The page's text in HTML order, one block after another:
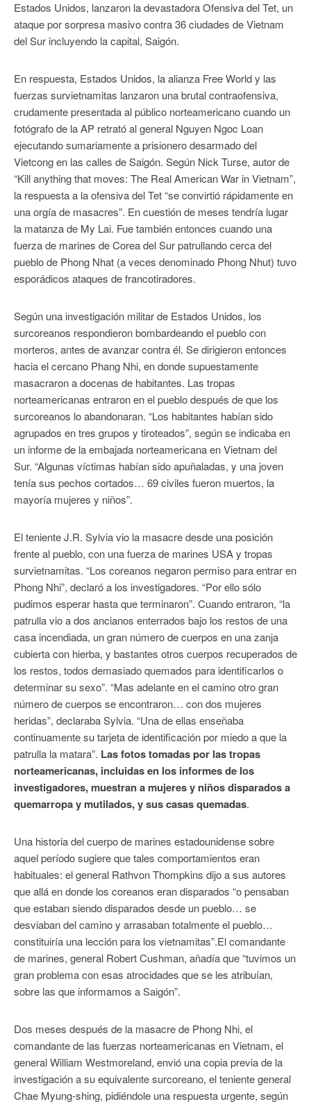
Estados Unidos, lanzaron la devastadora Ofensiva del Tet, un
ataque por sorpresa masivo contra 36 ciudades de Vietnam
del Sur incluyendo la capital, Saigón.
En respuesta, Estados Unidos, la alianza Free World y las
fuerzas survietnamitas lanzaron una brutal contraofensiva,
crudamente presentada al público norteamericano cuando un
fotógrafo de la AP retrató al general Nguyen Ngoc Loan
ejecutando sumariamente a prisionero desarmado del
Vietcong en las calles de Saigón. Según Nick Turse, autor de
“Kill anything that moves: The Real American War in Vietnam”,
la respuesta a la ofensiva del Tet “se convirtió rápidamente en
una orgía de masacres”. En cuestión de meses tendría lugar
la matanza de My Lai. Fue también entonces cuando una
fuerza de marines de Corea del Sur patrullando cerca del
pueblo de Phong Nhat (a veces denominado Phong Nhut) tuvo
esporádicos ataques de francotiradores.
Según una investigación militar de Estados Unidos, los
surcoreanos respondieron bombardeando el pueblo con
morteros, antes de avanzar contra él. Se dirigieron entonces
hacia el cercano Phang Nhi, en donde supuestamente
masacraron a docenas de habitantes. Las tropas
norteamericanas entraron en el pueblo después de que los
surcoreanos lo abandonaran. “Los habitantes habían sido
agrupados en tres grupos y tiroteados”, según se indicaba en
un informe de la embajada norteamericana en Vietnam del
Sur. “Algunas víctimas habían sido apuñaladas, y una joven
tenía sus pechos cortados… 69 civiles fueron muertos, la
mayoría mujeres y niños”.
El teniente J.R. Sylvia vio la masacre desde una posición
frente al pueblo, con una fuerza de marines USA y tropas
survietnamitas. “Los coreanos negaron permiso para entrar en
Phong Nhi”, declaró a los investigadores. “Por ello sólo
pudimos esperar hasta que terminaron”. Cuando entraron, “la
patrulla vio a dos ancianos enterrados bajo los restos de una
casa incendiada, un gran número de cuerpos en una zanja
cubierta con hierba, y bastantes otros cuerpos recuperados de
los restos, todos demasiado quemados para identificarlos o
determinar su sexo”. “Mas adelante en el camino otro gran
número de cuerpos se encontraron… con dos mujeres
heridas”, declaraba Sylvia. “Una de ellas enseñaba
continuamente su tarjeta de identificación por miedo a que la
patrulla la matara”. Las fotos tomadas por las tropas
norteamericanas, incluidas en los informes de los
investigadores, muestran a mujeres y niños disparados a
quemarropa y mutilados, y sus casas quemadas.
Una historia del cuerpo de marines estadounidense sobre
aquel período sugiere que tales comportamientos eran
habituales: el general Rathvon Thompkins dijo a sus autores
que allá en donde los coreanos eran disparados “o pensaban
que estaban siendo disparados desde un pueblo… se
desviaban del camino y arrasaban totalmente el pueblo…
constituiría una lección para los vietnamitas”.El comandante
de marines, general Robert Cushman, añadía que “tuvimos un
gran problema con esas atrocidades que se les atribuían,
sobre las que informamos a Saigón”.
Dos meses después de la masacre de Phong Nhi, el
comandante de las fuerzas norteamericanas en Vietnam, el
general William Westmoreland, envió una copia previa de la
investigación a su equivalente surcoreano, el teniente general
Chae Myung-shing, pidiéndole una respuesta urgente, según